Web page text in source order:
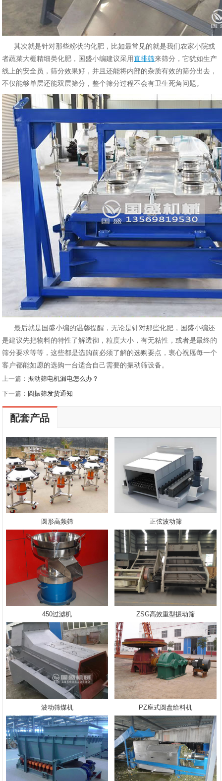
其次就是针对那些粉状的化肥，比如最常见的就是我们农家小院或
者蔬菜大棚精细类化肥，国盛小编建议采用直排筛来筛分，它犹如生产
线上的安全员，筛分效果好，并且还能将内部的杂质有效的筛分出去，
不仅能够单层还能双层筛分，整个筛分过程不会有卫生死角问题。
最后就是国盛小编的温馨提醒，无论是针对那些化肥，国盛小编还
是建议先把物料的特性了解透彻，粒度大小，有无粘性，或者是最终的
筛分要求等等，这些都是选购前必须了解的选购要点，衷心祝愿每一个
客户都能如愿的选购一台适合自己需要的振动筛设备。
上一篇：振动筛电机漏电怎么办？
下一篇： 圆振筛发货通知
配套产品
圆形高频筛 正弦波动筛
450过滤机 ZSG高效重型振动筛
波动筛煤机 PZ座式圆盘给料机